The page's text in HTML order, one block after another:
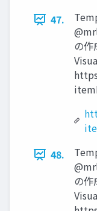
47.
の
48.
の